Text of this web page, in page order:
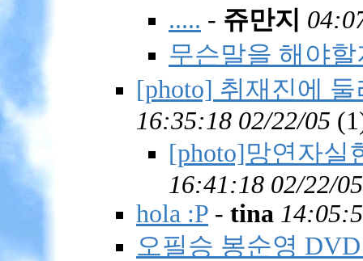
..... - 쥬만지
무슨말을 해야
[photo] 취재진에
16:35:18 02/22/05 (
[photo]망연자실
16:41:18 02/22/05
hola :P - tina
오필승 봉순영